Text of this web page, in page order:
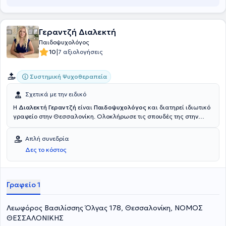
Γεραντζή Διαλεκτή
Παιδοψυχολόγος
10|7 αξιολογήσεις
Συστημική Ψυχοθεραπεία
Σχετικά με την ειδικό
Η Διαλεκτή Γεραντζή είναι Παιδοψυχολόγος και διατηρεί ιδιωτικό
γραφείο στην Θεσσαλονίκη. Ολοκλήρωσε τις σπουδές της στην
Μεταπτυχιακό Δίπλωμα στην Εκπαιδευτική Ψυχολογία από το
Πανεπιστήμιο Λευκωσίας. Επιπλέον, κατέχει Μεταπτυχιακό
Δίπλωμα στον Επαγγελματικό Προσανατολισμό και Συμβουλευτική
από το Ευρωπαϊκό Πανεπιστήμιο Κύπρου και Πτυχίο Εκπαιδευτικού
Διαθέτει πολυετή επαγγελματική εμπειρία ως Ψυχολόγος σε
δημόσιους και ιδιωτικούς φορείς, όπως στο ΚΕΔΑΣΥ και σε
Απλή συνεδρία
Δες το κόστος
Γραφείο 1
Λεωφόρος Βασιλίσσης Όλγας 178, Θεσσαλονίκη, ΝΟΜΟΣ
ΘΕΣΣΑΛΟΝΙΚΗΣ